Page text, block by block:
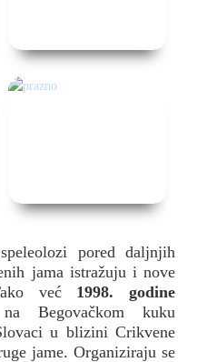
pored daljnjih
jama istražuju i nove
već 1998. godine
Begovačkom kuku
u blizini Crikvene
jame. Organiziraju se